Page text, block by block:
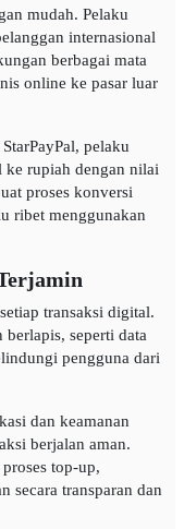
mudah. Pelaku
internasional
berbagai mata
online ke pasar luar
pelaku
ke rupiah dengan nilai
proses konversi
ribet menggunakan
transaksi digital.
seperti data
pengguna dari
dan keamanan
berjalan aman.
top-up,
secara transparan dan